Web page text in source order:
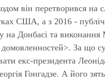
він перетворився на
США, а з 2016 -
на Донбасі та виконання
домовленностей>. За що
екс-президента
Гонгадзе. А його